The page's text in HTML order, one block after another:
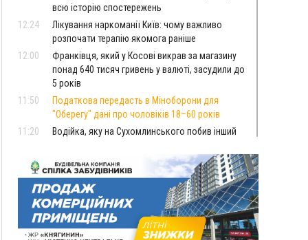
всю історію спостережень
12:24
Лікування наркоманії Київ: чому важливо
розпочати терапію якомога раніше
12:00
Франківця, який у Косові викрав за магазину
понад 640 тисяч гривень у валюті, засудили до
5 років
11:50
Податкова передасть в Міноборони для
"Оберегу" дані про чоловіків 18–60 років
11:20
Водійка, яку на Сухомлинського побив інший
10:45
У Франківську, Коломиї, Долині та Яремче 6
серпня зафіксували рекордну спеку
10:02
Змушував надсилати інтимні фото: на
Прикарпатті затримали підозрюваного у
розбещенні малолітньої